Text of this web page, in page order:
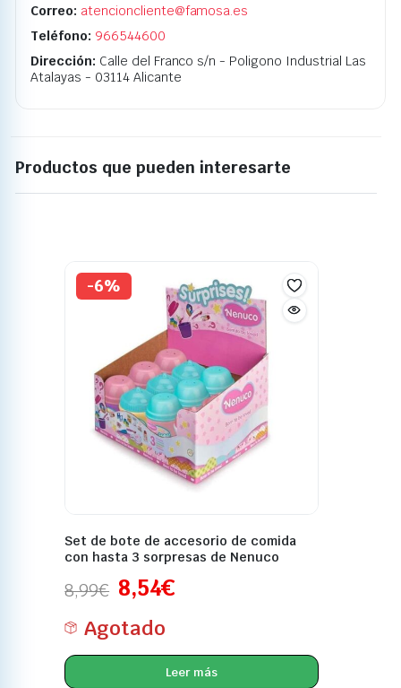
Correo: atencioncliente@famosa.es
Teléfono: 966544600
Dirección: Calle del Franco s/n - Poligono Industrial Las
Atalayas - 03114 Alicante
Productos que pueden interesarte
-6%
Set de bote de accesorio de comida
con hasta 3 sorpresas de Nenuco
8,99€ 8,54€
Agotado
Leer más